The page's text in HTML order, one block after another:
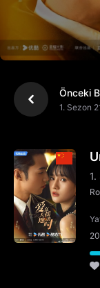
Önceki
1. Sezon